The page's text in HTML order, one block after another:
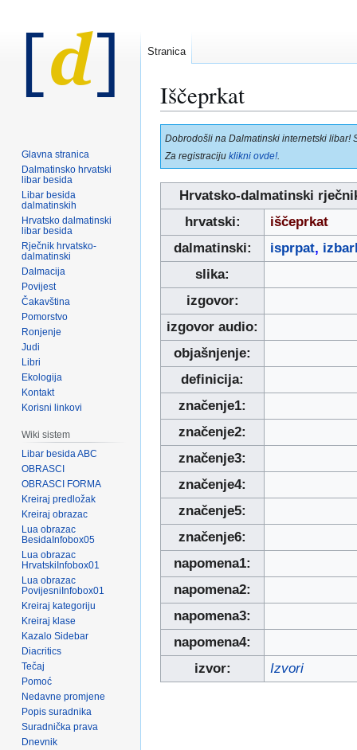
Iščeprkat
Prijeđi
na
navigaciju
Prijeđi
na
pretraživanje
Dobrodošli na Dalmatinski internetski libar!
Za registraciju klikni ovde!
Hrvatsko-dalmatinski
hrvatski:
iščeprkat
dalmatinski:
isprpat,
slika:
izgovor:
izgovor audio:
objašnjenje:
definicija:
značenje1:
značenje2:
značenje3:
značenje4:
značenje5:
značenje6:
napomena1:
napomena2:
napomena3:
napomena4:
izvor:
Izvori
Stranica
Glavna stranica
Dalmatinsko hrvatski
libar besida
Libar besida
dalmatinskih
Hrvatsko dalmatinski
libar besida
Rječnik hrvatsko-
dalmatinski
Dalmacija
Povijest
Čakavština
Pomorstvo
Ronjenje
Judi
Libri
Ekologija
Kontakt
Korisni linkovi
Wiki sistem
Libar besida ABC
OBRASCI
OBRASCI FORMA
Kreiraj predložak
Kreiraj obrazac
Lua obrazac
BesidaInfobox05
Lua obrazac
HrvatskiInfobox01
Lua obrazac
PovijesniInfobox01
Kreiraj kategoriju
Kreiraj klase
Kazalo Sidebar
Diacritics
Tečaj
Pomoć
Nedavne promjene
Popis suradnika
Suradnička prava
Dnevnik